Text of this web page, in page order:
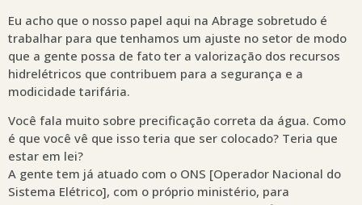
Eu acho que o nosso papel aqui na Abrage sobretudo é
trabalhar para que tenhamos um ajuste no setor de modo
que a gente possa de fato ter a valorização dos recursos
hidrelétricos que contribuem para a segurança e a
modicidade tarifária.
Você fala muito sobre precificação correta da água. Como
é que você vê que isso teria que ser colocado? Teria que
estar em lei?
A gente tem já atuado com o ONS [Operador Nacional do
Sistema Elétrico], com o próprio ministério, para